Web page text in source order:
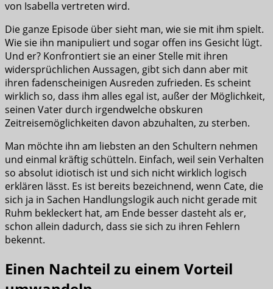
von Isabella vertreten wird.
Die ganze Episode über sieht man, wie sie mit ihm spielt.
Wie sie ihn manipuliert und sogar offen ins Gesicht lügt.
Und er? Konfrontiert sie an einer Stelle mit ihren
widersprüchlichen Aussagen, gibt sich dann aber mit
ihren fadenscheinigen Ausreden zufrieden. Es scheint
wirklich so, dass ihm alles egal ist, außer der Möglichkeit,
seinen Vater durch irgendwelche obskuren
Zeitreisemöglichkeiten davon abzuhalten, zu sterben.
Man möchte ihn am liebsten an den Schultern nehmen
und einmal kräftig schütteln. Einfach, weil sein Verhalten
so absolut idiotisch ist und sich nicht wirklich logisch
erklären lässt. Es ist bereits bezeichnend, wenn Cate, die
sich ja in Sachen Handlungslogik auch nicht gerade mit
Ruhm bekleckert hat, am Ende besser dasteht als er,
schon allein dadurch, dass sie sich zu ihren Fehlern
bekennt.
Einen Nachteil zu einem Vorteil